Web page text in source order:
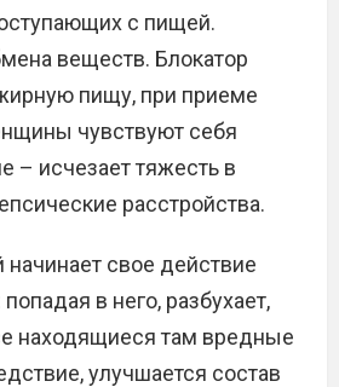
с пищей.
веществ. Блокатор
пищу, при приеме
чувствуют себя
– исчезает тяжесть в
расстройства.
начинает свое действие
в него, разбухает,
находящиеся там вредные
улучшается состав